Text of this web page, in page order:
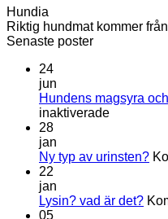
Hundia
Riktig hundmat kommer
Senaste poster
24
jun
Hundens magsyra
inaktiveradeför
och
28
jan
Ny typ av urinsten?
22
jan
Lysin? vad är det?
05